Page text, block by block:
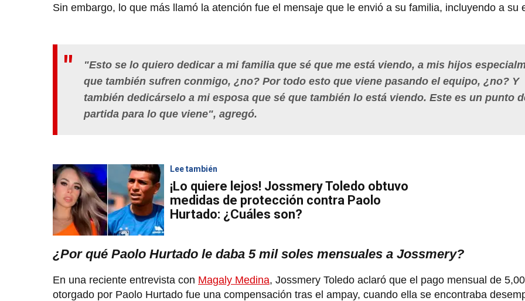
Sin embargo, lo que más llamó la atención fue el mensaje que le envió a su familia, incluyendo a su
"Esto se lo quiero dedicar a mi familia que sé que me está viendo, a mis hijos
que también sufren conmigo, ¿no? Por todo esto que viene pasando el equipo, ¿no? Y
también dedicárselo a mi esposa que sé que también lo está viendo. Este es un punto
partida para lo que viene", agregó.
Lee también
¡Lo quiere lejos! Jossmery Toledo obtuvo
medidas de protección contra Paolo
Hurtado: ¿Cuáles son?
¿Por qué Paolo Hurtado le daba 5 mil soles mensuales a Jossmery?
En una reciente entrevista con Magaly Medina, Jossmery Toledo aclaró que el pago mensual de
otorgado por Paolo Hurtado fue una compensación tras el ampay, cuando ella se encontraba